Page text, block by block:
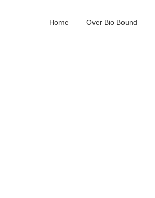
Home Over Bio Bound